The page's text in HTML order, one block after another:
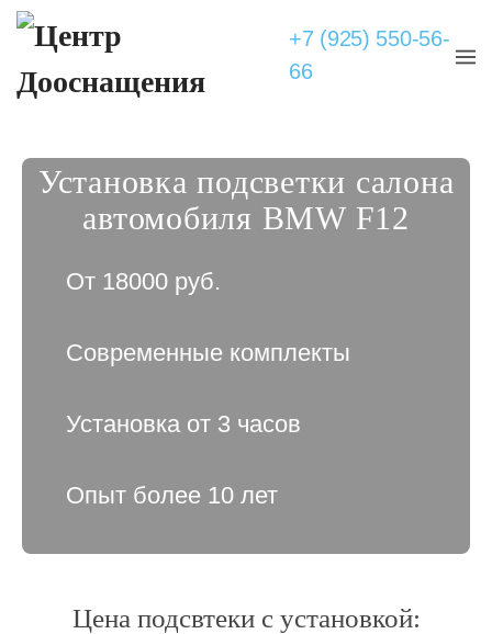
+7 (925) 550-56-
66
Установка подсветки салона
автомобиля BMW F12
От 18000 руб.
Современные комплекты
Установка от 3 часов
Опыт более 10 лет
Цена подсвтеки с установкой: